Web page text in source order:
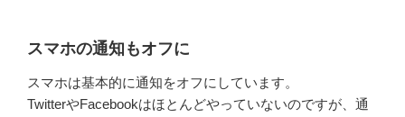
スマホの通知もオフに
スマホは基本的に通知をオフにしています。
TwitterやFacebookはほとんどやっていないのですが、通